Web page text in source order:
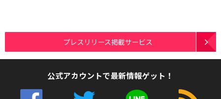
プレスリリース掲載サービス
公式アカウントで最新情報ゲット！